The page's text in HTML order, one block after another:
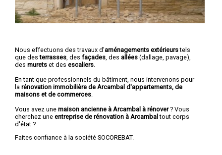
Nous effectuons des travaux d'aménagements extérieurstels
que desterrasses , des façades , des allées (dallage, pavage),
des murets et des escaliers
En tant que professionnels du bâtiment, nous intervenons pour
la rénovation immobilière de Arcambal d'appartements, de
maisons et de commerces
Vous avez une maison ancienne à Arcambal à rénover? Vous
cherchez une entreprise de rénovation à Arcambaltout corps
d'état ?
Faites confiance à la société SOCOREBAT.